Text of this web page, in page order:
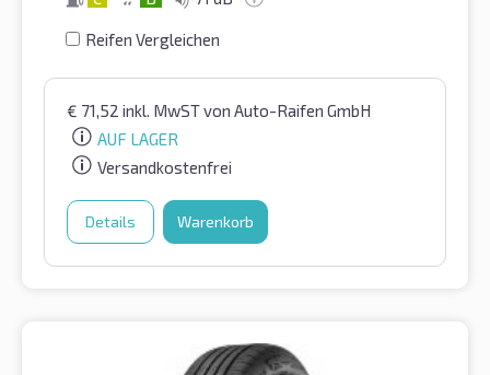
Reifen Vergleichen
€ 71,52 inkl. MwSTvon Auto-Raifen GmbH
AUF LAGER
Versandkostenfrei
Details Warenkorb